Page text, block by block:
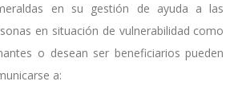
en su gestión de ayuda a las
en situación de vulnerabilidad como
o desean ser beneficiarios pueden
a: